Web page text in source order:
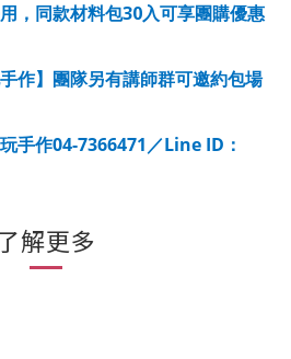
，同款材料包30入可享團購優惠
作】團隊另有講師群可邀約包場
手作04-7366471 ／Line ID ：
解更多